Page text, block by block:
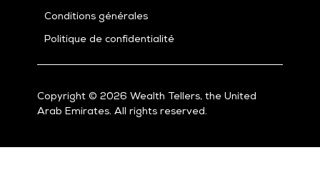
Conditions générales
Politique de confidentialité
Copyright © 2026 Wealth Tellers, the United
Arab Emirates. All rights reserved.